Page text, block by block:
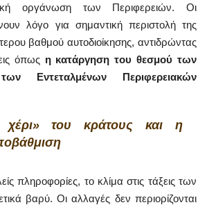
οργάνωση των Περιφερειών. Οι
λόγο για σημαντική περιστολή της
βαθμού αυτοδιοίκησης, αντιδρώντας
όπως η κατάργηση του θεσμού των
Εντεταλμένων Περιφερειακών
του κράτους και η
πληροφορίες, το κλίμα στις τάξεις των
βαρύ. Οι αλλαγές δεν περιορίζονται